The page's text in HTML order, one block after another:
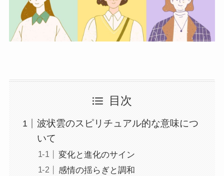
目次
波状雲のスピリチュアル的な意味につ
いて
変化と進化のサイン
感情の揺らぎと調和